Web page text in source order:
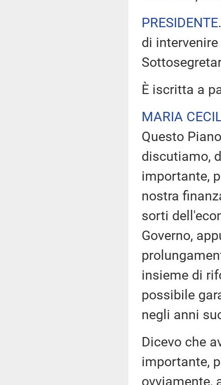
PRESIDENTE
di
È iscritta a
MARIA
Questo
discutiamo,
importante,
nostra
sorti
Governo,
insieme di
possibile
negli anni
Dicevo che
importante,
ovviamente,